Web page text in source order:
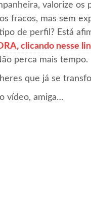
valorize
fracos, mas sem
de perfil? Está
clicando nesse
perca mais tempo.
que já se
vídeo, amiga…